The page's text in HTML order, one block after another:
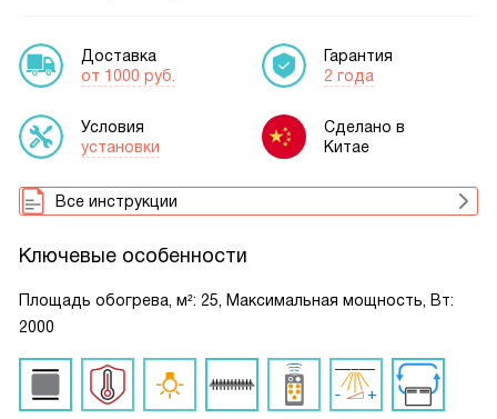
Доставка
от 1000 руб.
Условия
установки
Гарантия
2 года
Сделано в
Китае
Все инструкции
Ключевые особенности
Площадь обогрева, м²: 25, Максимальная мощность, Вт:
2000